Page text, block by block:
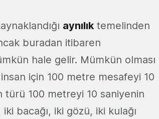
aynılıktemelinden
buradan itibaren
hale gelir. Mümkün olması
için 100 metre mesafeyi 10
100 metreyi 10 saniyenin
bacağı, iki gözü, iki kulağı